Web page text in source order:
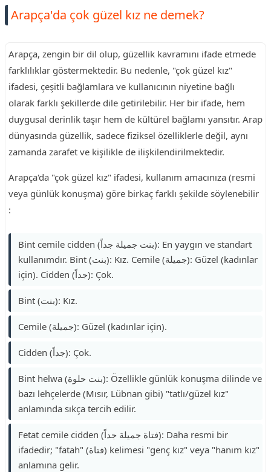
Arapça'da çok güzel kız ne demek?
Arapça, zengin bir dil olup, güzellik kavramını ifade etmede
farklılıklar göstermektedir. Bu nedenle, "çok güzel kız"
ifadesi, çeşitli bağlamlara ve kullanıcının niyetine bağlı
olarak farklı şekillerde dile getirilebilir. Her bir ifade, hem
duygusal derinlik taşır hem de kültürel bağlamı yansıtır. Arap
dünyasında güzellik, sadece fiziksel özelliklerle değil, aynı
zamanda zarafet ve kişilikle de ilişkilendirilmektedir.
Arapça'da "çok güzel kız" ifadesi, kullanım amacınıza (resmi
veya günlük konuşma) göre birkaç farklı şekilde söylenebilir
:
Bint cemile cidden (بنت جميلة جداً): En yaygın ve standart
kullanımdır. Bint (بنت): Kız. Cemile (جميلة): Güzel (kadınlar
için). Cidden (جداً): Çok.
Bint (بنت): Kız.
Cemile (جميلة): Güzel (kadınlar için).
Cidden (جداً): Çok.
Bint helwa (بنت حلوة): Özellikle günlük konuşma dilinde ve
bazı lehçelerde (Mısır, Lübnan gibi) "tatlı/güzel kız"
anlamında sıkça tercih edilir.
Fetat cemile cidden (فتاة جميلة جداً): Daha resmi bir
ifadedir; "fatah" (فتاة) kelimesi "genç kız" veya "hanım kız"
anlamına gelir.